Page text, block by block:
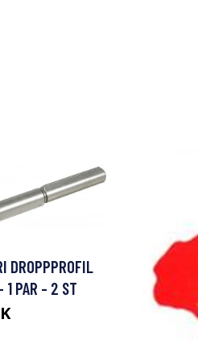
DROPPPROFIL
1 PAR - 2 ST